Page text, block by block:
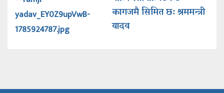
कागजमै सिमित छ: श्रममन्त्री
यादव